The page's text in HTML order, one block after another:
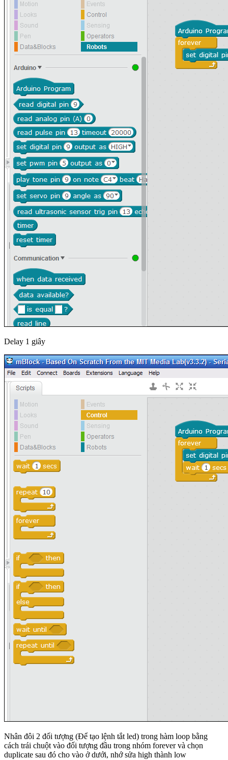
Delay 1 giây
Nhân đôi 2 đối tượng (Để tạo lệnh tắt led) trong hàm loop bằng
cách trái chuột vào đối tượng đầu trong nhóm forever và chọn
duplicate sau đó cho vào ở dưới, nhớ sửa high thành low